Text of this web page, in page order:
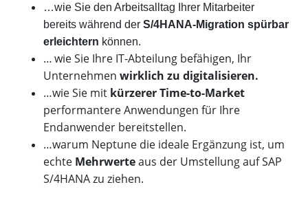
…wie Sie den Arbeitsalltag Ihrer Mitarbeiter
bereits während der S/4HANA-Migration spürbar
erleichtern können.
…wie Sie Ihre IT-Abteilung befähigen, Ihr
Unternehmen wirklich zu digitalisieren.
…wie Sie mit kürzerer Time-to-Market
performantere Anwendungen für Ihre
Endanwender bereitstellen.
…warum Neptune die ideale Ergänzung ist, um
echte Mehrwerteaus der Umstellung auf SAP
S/4HANA zu ziehen.